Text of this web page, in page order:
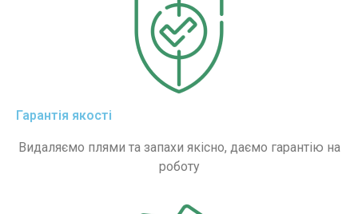
Гарантія якості
Видаляємо плями та запахи якісно, ​​даємо гарантію на
роботу